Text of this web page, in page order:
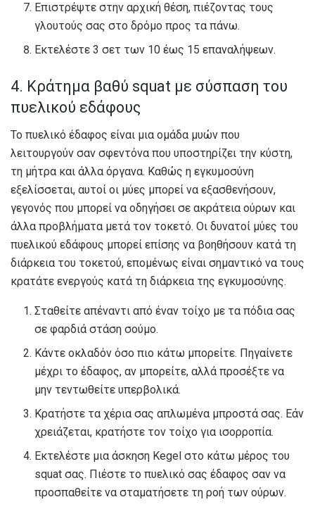
Επιστρέψτε στην αρχική θέση, πιέζοντας τους
γλουτούς σας στο δρόμο προς τα πάνω.
Εκτελέστε 3 σετ των 10 έως 15 επαναλήψεων.
4. Κράτημα βαθύ squat με σύσπαση του
πυελικού εδάφους
Το πυελικό έδαφος είναι μια ομάδα μυών που
λειτουργούν σαν σφεντόνα που υποστηρίζει την κύστη,
τη μήτρα και άλλα όργανα. Καθώς η εγκυμοσύνη
εξελίσσεται, αυτοί οι μύες μπορεί να εξασθενήσουν,
γεγονός που μπορεί να οδηγήσει σε ακράτεια ούρων και
άλλα προβλήματα μετά τον τοκετό. Οι δυνατοί μύες του
πυελικού εδάφους μπορεί επίσης να βοηθήσουν κατά τη
διάρκεια του τοκετού, επομένως είναι σημαντικό να τους
κρατάτε ενεργούς κατά τη διάρκεια της εγκυμοσύνης.
Σταθείτε απέναντι από έναν τοίχο με τα πόδια σας
σε φαρδιά στάση σούμο.
Κάντε οκλαδόν όσο πιο κάτω μπορείτε. Πηγαίνετε
μέχρι το έδαφος, αν μπορείτε, αλλά προσέξτε να
μην τεντωθείτε υπερβολικά.
Κρατήστε τα χέρια σας απλωμένα μπροστά σας. Εάν
χρειάζεται, κρατήστε τον τοίχο για ισορροπία.
Εκτελέστε μια άσκηση Kegel στο κάτω μέρος του
squat σας. Πιέστε το πυελικό σας έδαφος σαν να
προσπαθείτε να σταματήσετε τη ροή των ούρων.